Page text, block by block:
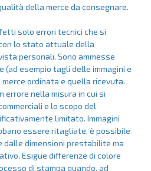
della merce da consegnare.
solo errori tecnici che si
lo stato attuale della
personali. Sono ammesse
(ad esempio tagli delle immagini e
ordinata e quella ricevuta.
errore nella misura in cui si
e lo scopo del
limitato. Immagini
essere ritagliate, è possibile
dimensioni prestabilite ma
Esigue differenze di colore
di stampa quando, ad